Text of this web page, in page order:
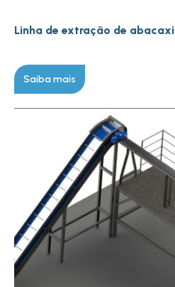
Linha de extração de abacaxi
Saiba mais